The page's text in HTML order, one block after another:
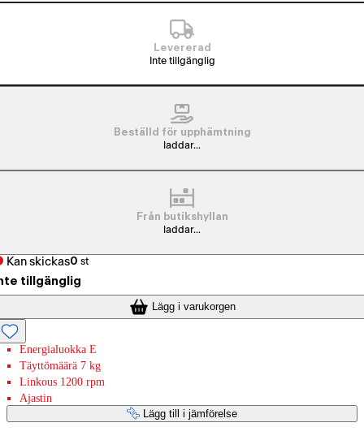
Levererad
Inte tillgänglig
Beställd för upphämtning
laddar...
Från butikshyllan
laddar...
Kan skickas0 st
tillgänglig
Lägg i varukorgen
Energialuokka E
Täyttömäärä 7 kg
Linkous 1200 rpm
Ajastin
Lägg till i jämförelse